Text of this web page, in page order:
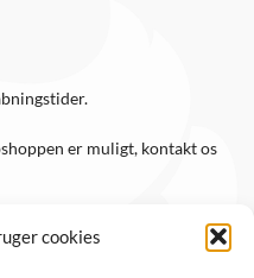
cookies
er muligt, kontakt os